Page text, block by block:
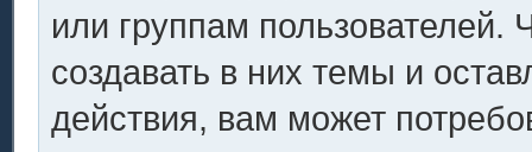
или группам
создавать в них темы и
действия, вам может